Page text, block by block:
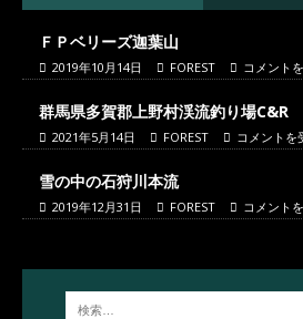
ＦＰベリーズ迦葉山
2019年10月14日 FOREST コメント
群馬県多賀郡上野村渓流釣り場C&R
2021年5月14日 FOREST コメントを
雪の中の石狩川本流
2019年12月31日 FOREST コメント